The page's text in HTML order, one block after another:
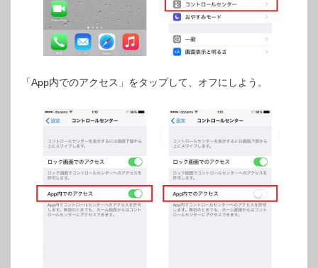
「App内でのアクセス」をタップして、オフにしよう。